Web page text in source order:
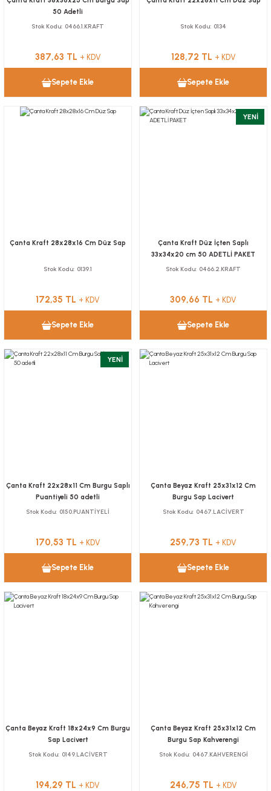
50 Adetli
Stok Kodu 0466.1.KRAFT
387,63 TL + KDV
Sepete Ekle
Stok Kodu 0134
128,72 TL + KDV
Sepete Ekle
Çanta Kraft 28x28x16 Cm Düz Sap
Stok Kodu 0139.1
172,35 TL + KDV
Sepete Ekle
YENİ
Çanta Kraft Düz İçten Saplı
33x34x20 cm 50 ADETLİ PAKET
Stok Kodu 0466.2.KRAFT
309,66 TL + KDV
Sepete Ekle
YENİ
Çanta Kraft 22x28x11 Cm Burgu Saplı
Puantiyeli 50 adetli
Stok Kodu 0150.PUANTİYELİ
170,53 TL + KDV
Sepete Ekle
Çanta Beyaz Kraft 25x31x12 Cm
Burgu Sap Lacivert
Stok Kodu 0467.LACİVERT
259,73 TL + KDV
Sepete Ekle
Çanta Beyaz Kraft 18x24x9 Cm Burgu
Sap Lacivert
Stok Kodu 0149.LACİVERT
194,29 TL + KDV
Çanta Beyaz Kraft 25x31x12 Cm
Burgu Sap Kahverengi
Stok Kodu 0467.KAHVERENGİ
246,75 TL + KDV